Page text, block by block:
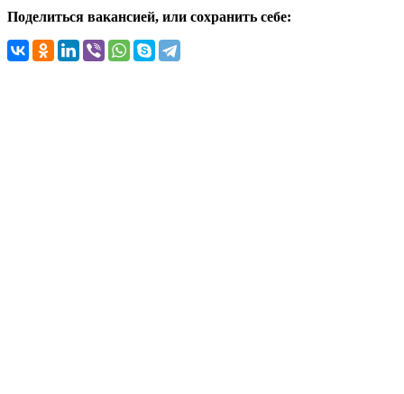
Поделиться вакансией, или сохранить себе: